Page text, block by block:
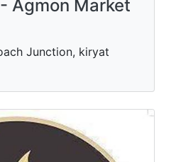
Agmon Market
Junction, kiryat